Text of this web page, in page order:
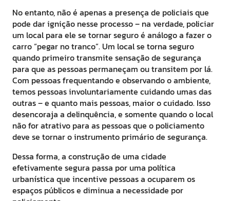
No entanto, não é apenas a presença de policiais que
pode dar ignição nesse processo – na verdade, policiar
um local para ele se tornar seguro é análogo a fazer o
carro “pegar no tranco”. Um local se torna seguro
quando primeiro transmite sensação de segurança
para que as pessoas permaneçam ou transitem por lá.
Com pessoas frequentando e observando o ambiente,
temos pessoas involuntariamente cuidando umas das
outras – e quanto mais pessoas, maior o cuidado. Isso
desencoraja a delinquência, e somente quando o local
não for atrativo para as pessoas que o policiamento
deve se tornar o instrumento primário de segurança.
Dessa forma, a construção de uma cidade
efetivamente segura passa por uma política
urbanística que incentive pessoas a ocuparem os
espaços públicos e diminua a necessidade por